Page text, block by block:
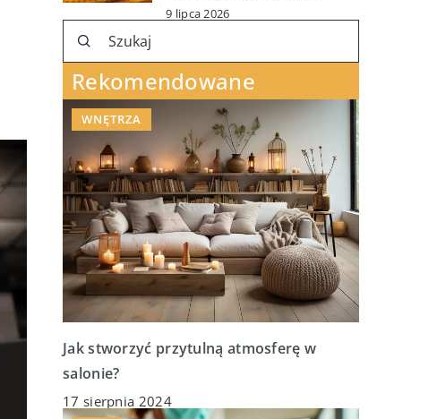
9 lipca 2026
Rekomendowane
WNĘTRZA
Jak stworzyć przytulną atmosferę w
salonie?
17 sierpnia 2024